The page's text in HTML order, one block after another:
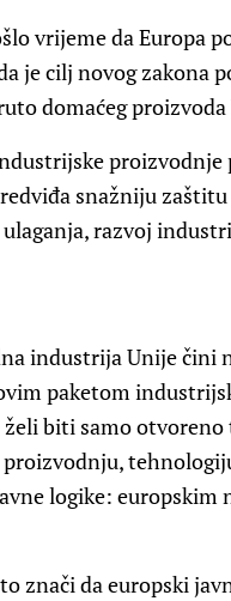
vrijeme da
je cilj novog zakona
domaćeg
snažniju
razvoj
industrija Unije čini
paketom
želi biti samo
logike: europskim
znači da europski